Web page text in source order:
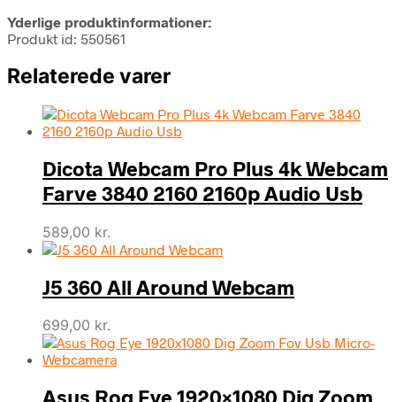
Yderlige produktinformationer:
Produkt id: 550561
Relaterede varer
Dicota Webcam Pro Plus 4k Webcam
Farve 3840 2160 2160p Audio Usb
589,00 kr.
J5 360 All Around Webcam
699,00 kr.
Asus Rog Eye 1920×1080 Dig Zoom